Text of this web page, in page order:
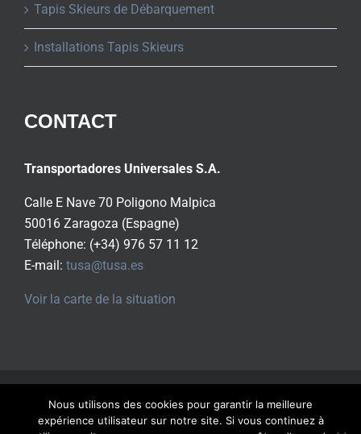
Tapis Skieurs de Débarquement
Installations Tapis Skieurs
CONTACT
Transportadores Universales S.A.
Calle E Nave 70 Poligono Malpica
50016 Zaragoza (Espagne)
Téléphone: (+34) 976 57 11 12
E-mail: tusa@tusa.es
Voir la carte de la situation
réservés | Politique de Confidentialité.
Nous utilisons des cookies pour garantir la meilleure
expérience utilisateur sur notre site. Si vous continuez à